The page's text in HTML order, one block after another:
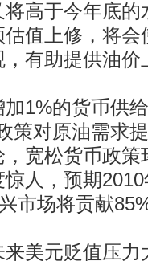
高于今年底的
值上修，将会
有助提供油价
的货币供给
策对原油需求
宽松货币政策
人，预期
市场将贡献
元贬值压力